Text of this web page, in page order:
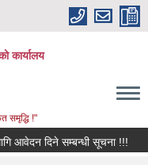
कार्यालय
समृद्धि !"
आवेदन दिने सम्बन्धी सूचना !!!